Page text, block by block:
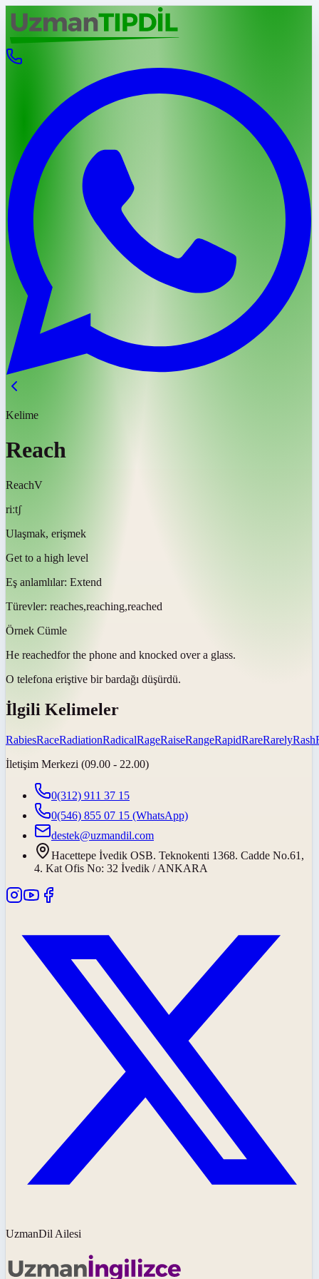
Kelime
Reach
ReachV
riːtʃ
Ulaşmak, erişmek
Get to a high level
Eş anlamlılar: Extend
Türevler: reaches,reaching,reached
Örnek Cümle
He reachedfor the phone and knocked over a glass.
O telefona eriştive bir bardağı düşürdü.
İlgili Kelimeler
RabiesRaceRadiationRadicalRageRaiseRangeRapidRareRarelyRash
İletişim Merkezi (09.00 - 22.00)
0(312) 911 37 15
0(546) 855 07 15 (WhatsApp)
destek@uzmandil.com
Hacettepe İvedik OSB. Teknokenti 1368. Cadde No.61,
4. Kat Ofis No: 32 İvedik / ANKARA
UzmanDil Ailesi